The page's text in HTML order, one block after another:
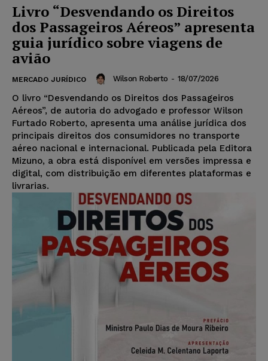
Livro “Desvendando os Direitos
dos Passageiros Aéreos” apresenta
guia jurídico sobre viagens de
avião
MERCADO JURÍDICO Wilson Roberto - 18/07/2026
O livro “Desvendando os Direitos dos Passageiros
Aéreos”, de autoria do advogado e professor Wilson
Furtado Roberto, apresenta uma análise jurídica dos
principais direitos dos consumidores no transporte
aéreo nacional e internacional. Publicada pela Editora
Mizuno, a obra está disponível em versões impressa e
digital, com distribuição em diferentes plataformas e
livrarias.